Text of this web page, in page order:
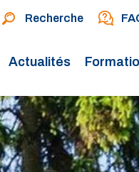
Recherche
Actualités